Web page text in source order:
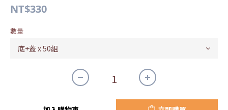
NT$330
數量